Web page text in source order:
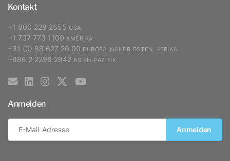
Kontakt
+1 800 228 2555 USA
+1 707 773 1100 AMERIKA
+31 (0) 88 627 26 00 EUROPA, NAHER OSTEN, AFRIKA
+886 2 2298 2842 ASIEN-PAZIFIK
Anmelden
Anmelden